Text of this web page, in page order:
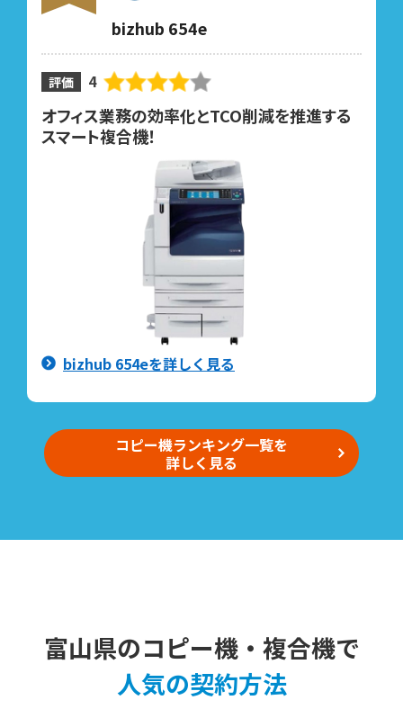
bizhub 654e
評価 4
オフィス業務の効率化とTCO削減を推進する
スマート複合機！
bizhub 654eを詳しく見る
コピー機ランキング一覧を
詳しく見る
富山県のコピー機・複合機で
人気の契約方法